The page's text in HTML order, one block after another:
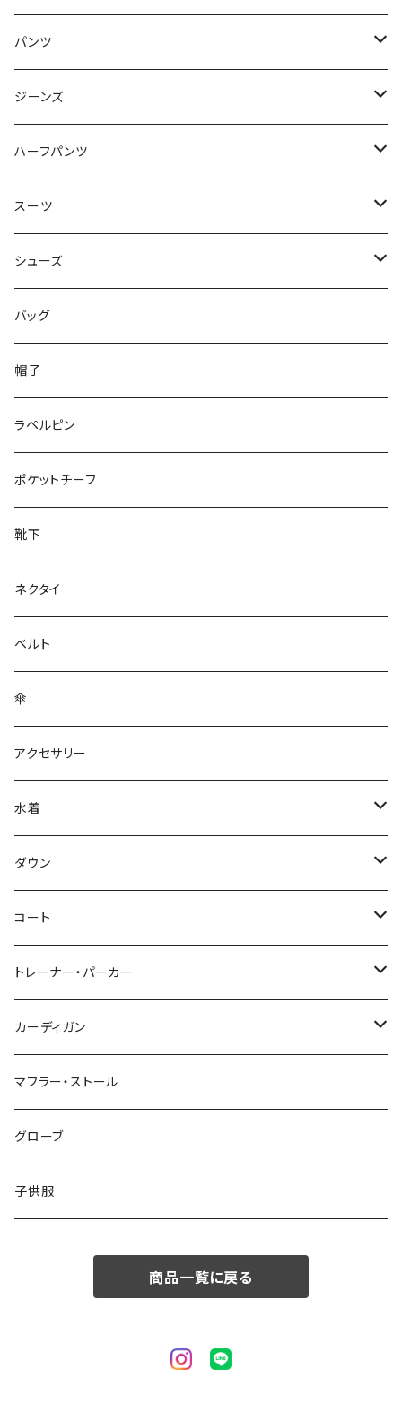
50/XL～
48/L
50/XL～
46/M
48/L
50/XL～
～44/S
46/M
48/L
50/XL～
パンツ
～44/S
46/M
48/L
50/XL～
ジーンズ
～44/S
46/M
48/L
50/XL～
ハーフパンツ
～44/S
46/M
48/L
50/XL～
スーツ
～44/S
46/M
48/L
50/XL～
シューズ
～25.5cm
26cm～
27cm～
28cm～
バッグ
帽子
ラペルピン
ポケットチーフ
靴下
ネクタイ
ベルト
傘
アクセサリー
水着
～44/S
46/M
48/L
50/XL～
ダウン
～44/S
46/M
48/L
50/XL～
コート
～44/S
46/M
48/L
50/XL～
トレーナー・パーカー
～44/S
46/M
48/L
50/XL～
カーディガン
～44/S
46/M
48/L
マフラー・ストール
グローブ
子供服
商品一覧に戻る